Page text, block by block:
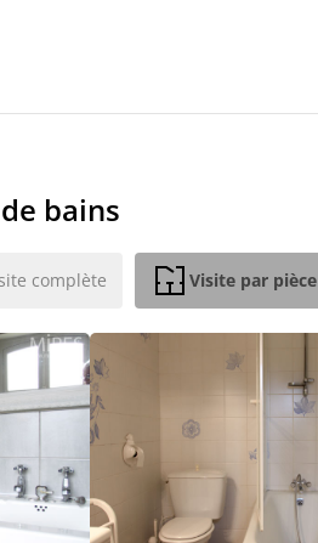
bains
complète Visite par pièce